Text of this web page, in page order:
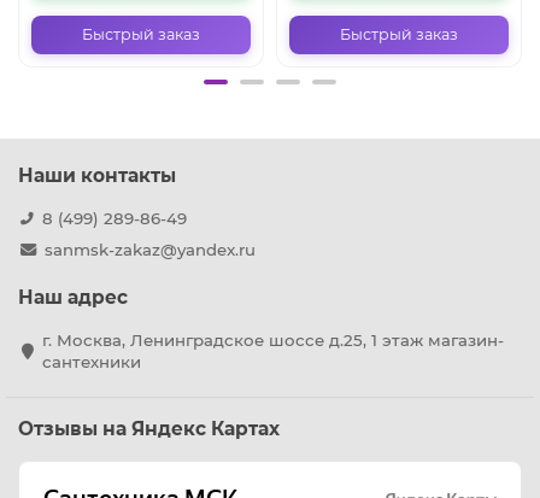
Быстрый заказ Быстрый заказ
Наши контакты
8 (499) 289-86-49
sanmsk-zakaz@yandex.ru
Наш адрес
г. Москва, Ленинградское шоссе д.25, 1 этаж магазин-
сантехники
Отзывы на Яндекс Картах